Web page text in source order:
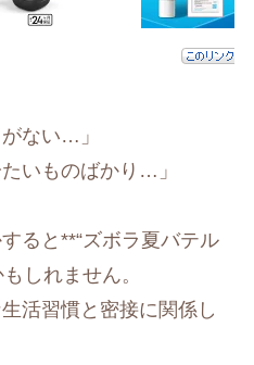
ない…」
いものばかり…」
ると**“ズボラ夏バテル
しれません。
活習慣と密接に関係し